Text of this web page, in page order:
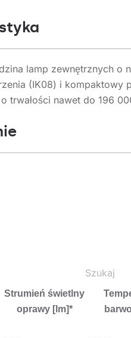
lamp zewnętrznych o
(IK08) i kompaktowy
trwałości nawet do 196
są do pracy w niskich i
IP65.
Strumień świetlny
oprawy [lm]*